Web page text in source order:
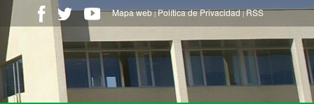
Mapa web|Política de Privacidad | RSS